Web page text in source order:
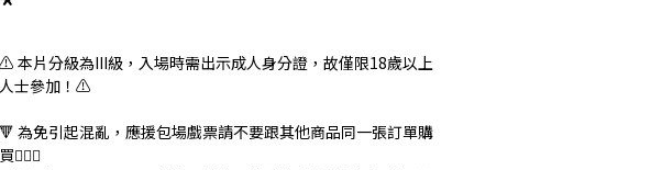
⚠️ 本片分級為III級，入場時需出示成人身分證，故僅限18歲以上
人士參加！⚠️
🔻 為免引起混亂，應援包場戲票請不要跟其他商品同一張訂單購
買🙇🏻‍♀️